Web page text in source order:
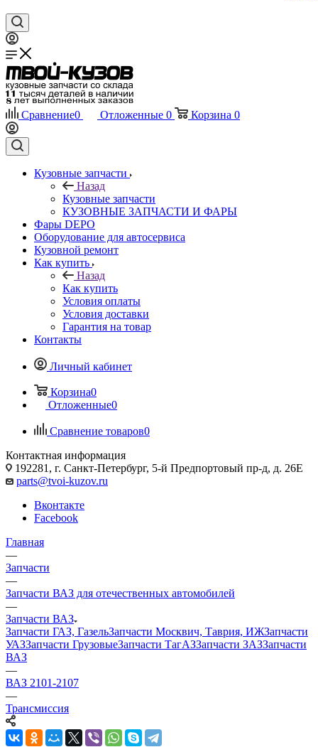
Сравнение0 Отложенные 0 Корзина 0
Кузовные запчасти
Назад
Кузовные запчасти
КУЗОВНЫЕ ЗАПЧАСТИ И ФАРЫ
Фары DEPO
Оборудование для автосервиса
Кузовной ремонт
Как купить
Назад
Как купить
Условия оплаты
Условия доставки
Гарантия на товар
Контакты
Личный кабинет
Корзина0
Отложенные0
Сравнение товаров0
Контактная информация
192281, г. Санкт-Петербург, 5-й Предпортовый пр-д, д. 26Е
parts@tvoi-kuzov.ru
Вконтакте
Facebook
Главная
—
Запчасти
—
Запчасти ВАЗ для отечественных автомобилей
—
Запчасти ВАЗ
Запчасти ГАЗ, ГазельЗапчасти Москвич, Таврия, ИЖЗапчасти
УАЗЗапчасти ГрузовыеЗапчасти ТагАЗЗапчасти ЗАЗЗапчасти
ВАЗ
—
ВАЗ 2101-2107
—
Трансмиссия